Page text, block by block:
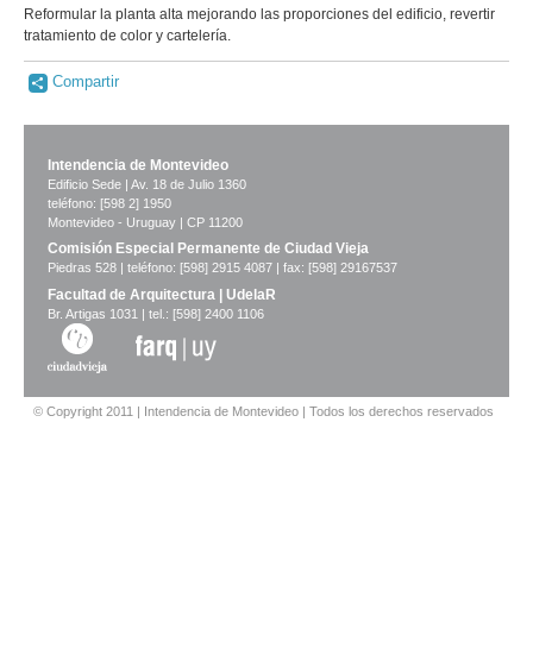
Reformular la planta alta mejorando las proporciones del edificio, revertir
tratamiento de color y cartelería.
Compartir
Intendencia de Montevideo
Edificio Sede | Av. 18 de Julio 1360
teléfono: [598 2] 1950
Montevideo - Uruguay | CP 11200
Comisión Especial Permanente de Ciudad Vieja
Piedras 528 | teléfono: [598] 2915 4087 | fax: [598] 29167537
Facultad de Arquitectura | UdelaR
Br. Artigas 1031 | tel.: [598] 2400 1106
© Copyright 2011 | Intendencia de Montevideo | Todos los derechos reservados